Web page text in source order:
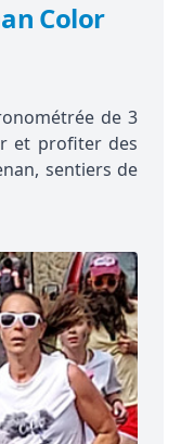
Color
de 3
et profiter des
sentiers de